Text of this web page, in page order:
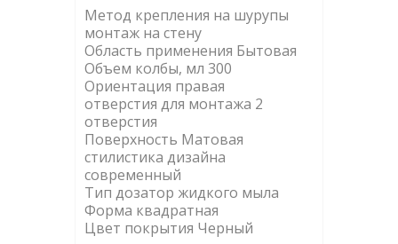
Метод крепления на шурупы
монтаж на стену
Область применения Бытовая
Объем колбы, мл 300
Ориентация правая
отверстия для монтажа 2
отверстия
Поверхность Матовая
стилистика дизайна
современный
Тип дозатор жидкого мыла
Форма квадратная
Цвет покрытия Черный